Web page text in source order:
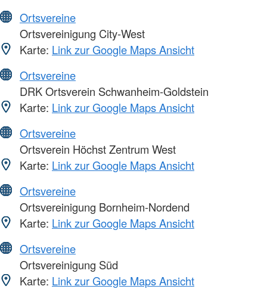
Ortsvereine
Ortsvereinigung City-West
Karte: Link zur Google Maps Ansicht
Ortsvereine
DRK Ortsverein Schwanheim-Goldstein
Karte: Link zur Google Maps Ansicht
Ortsvereine
Ortsverein Höchst Zentrum West
Karte: Link zur Google Maps Ansicht
Ortsvereine
Ortsvereinigung Bornheim-Nordend
Karte: Link zur Google Maps Ansicht
Ortsvereine
Ortsvereinigung Süd
Karte: Link zur Google Maps Ansicht